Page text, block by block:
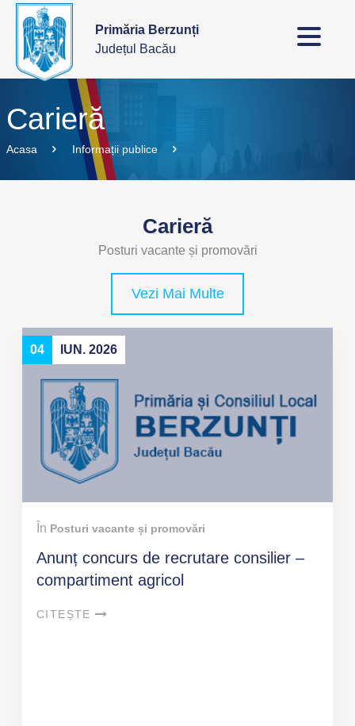
Primăria Berzunți
Județul Bacău
Carieră
Acasa Informații publice
Carieră
Posturi vacante și promovări
Vezi Mai Multe
04 IUN. 2026
În Posturi vacante și promovări
Anunț concurs de recrutare consilier –
compartiment agricol
CITEȘTE